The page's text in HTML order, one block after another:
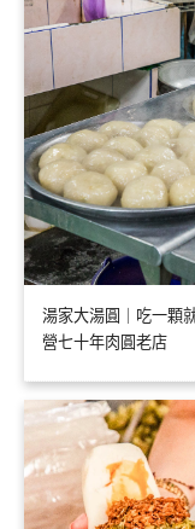
湯家大湯圓｜吃一顆
營七十年肉圓老店